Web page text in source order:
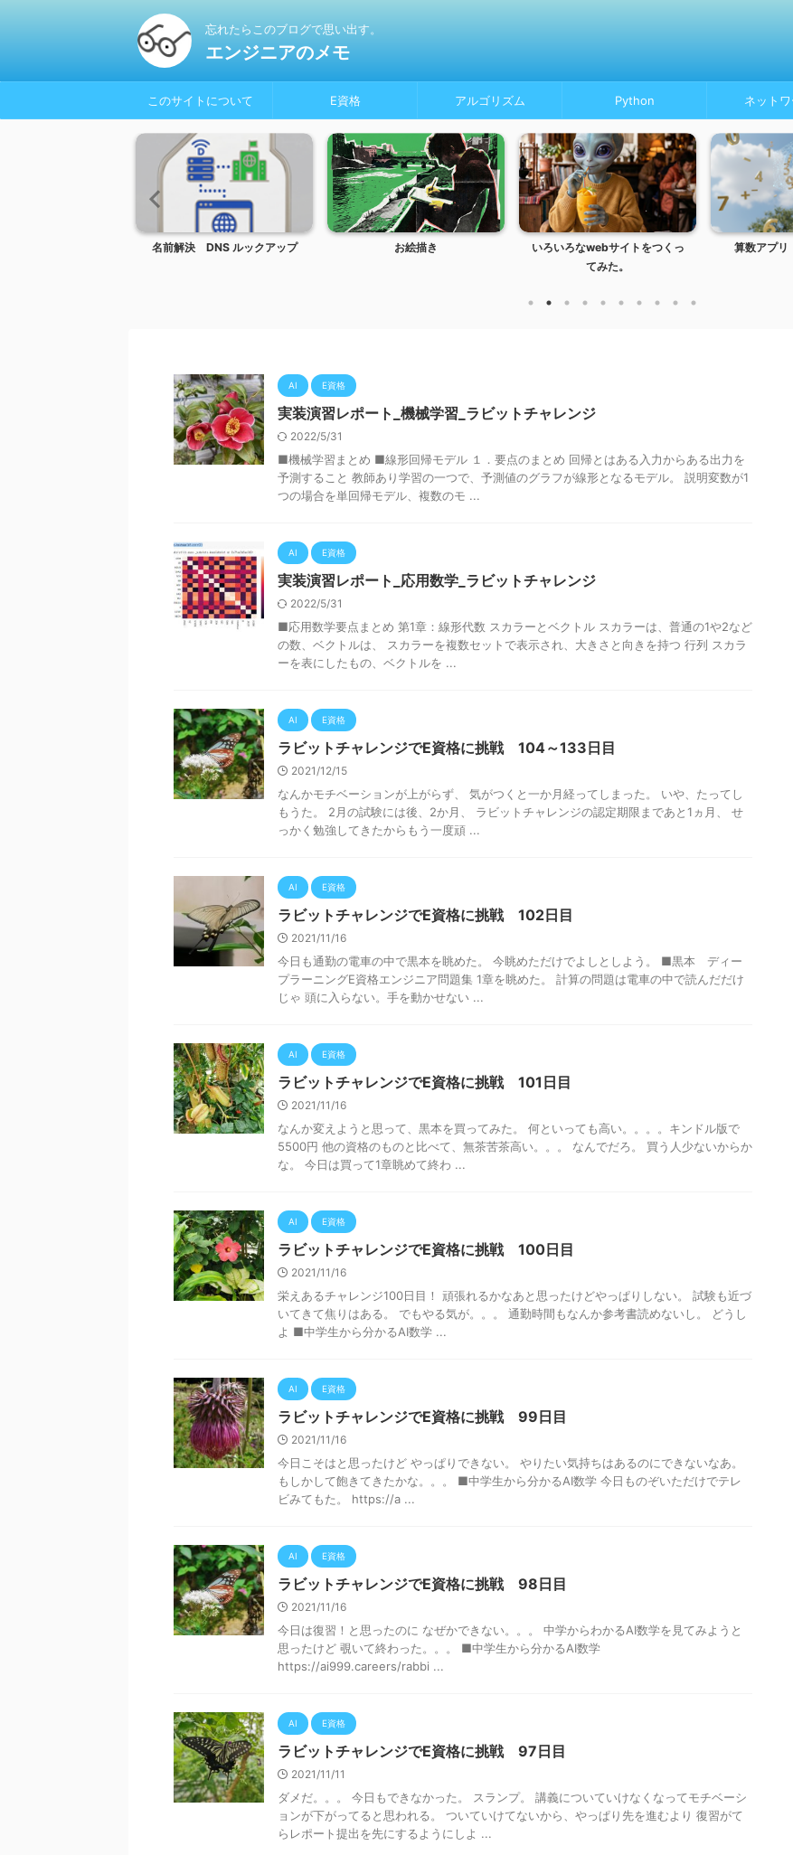
忘れたらこのブログで思い出す。
エンジニアのメモ
このサイトについて E資格 アルゴリズム Python ネットワ
名前解決 DNS ルックアップ お絵描き
いろいろなwebサイトをつくっ
てみた。
算数アプ
AI E資格
実装演習レポート_機械学習_ラビットチャレンジ
2022/5/31
■機械学習まとめ ■線形回帰モデル １．要点のまとめ 回帰とはある入力からある出力を
予測すること 教師あり学習の一つで、予測値のグラフが線形となるモデル。 説明変数が1
つの場合を単回帰モデル、複数のモ ...
AI E資格
実装演習レポート_応用数学_ラビットチャレンジ
2022/5/31
■応用数学要点まとめ 第1章：線形代数 スカラーとベクトル スカラーは、普通の1や2など
の数、ベクトルは、 スカラーを複数セットで表示され、大きさと向きを持つ 行列 スカラ
ーを表にしたもの、ベクトルを ...
AI E資格
ラビットチャレンジでE資格に挑戦 104～133日目
2021/12/15
なんかモチベーションが上がらず、 気がつくと一か月経ってしまった。 いや、たってし
もうた。 2月の試験には後、2か月、 ラビットチャレンジの認定期限まであと1ヵ月、 せ
っかく勉強してきたからもう一度頑 ...
AI E資格
ラビットチャレンジでE資格に挑戦 102日目
2021/11/16
今日も通勤の電車の中で黒本を眺めた。 今眺めただけでよしとしよう。 ■黒本 ディー
プラーニングE資格エンジニア問題集 1章を眺めた。 計算の問題は電車の中で読んだだけ
じゃ 頭に入らない。手を動かせない ...
AI E資格
ラビットチャレンジでE資格に挑戦 101日目
2021/11/16
なんか変えようと思って、黒本を買ってみた。 何といっても高い。。。。キンドル版で
5500円 他の資格のものと比べて、無茶苦茶高い。。。 なんでだろ。 買う人少ないからか
な。 今日は買って1章眺めて終わ ...
AI E資格
ラビットチャレンジでE資格に挑戦 100日目
2021/11/16
栄えあるチャレンジ100日目！ 頑張れるかなあと思ったけどやっぱりしない。 試験も近づ
いてきて焦りはある。 でもやる気が。。。 通勤時間もなんか参考書読めないし。 どうし
よ ■中学生から分かるAI数学 ...
AI E資格
ラビットチャレンジでE資格に挑戦 99日目
2021/11/16
今日こそはと思ったけど やっぱりできない。 やりたい気持ちはあるのにできないなあ。
もしかして飽きてきたかな。。。 ■中学生から分かるAI数学 今日ものぞいただけでテレ
ビみてもた。 https://a ...
AI E資格
ラビットチャレンジでE資格に挑戦 98日目
2021/11/16
今日は復習！と思ったのに なぜかできない。。。 中学からわかるAI数学を見てみようと
思ったけど 覗いて終わった。。。 ■中学生から分かるAI数学
https://ai999.careers/rabbi ...
AI E資格
ラビットチャレンジでE資格に挑戦 97日目
2021/11/11
ダメだ。。。 今日もできなかった。 スランプ。 講義についていけなくなってモチベーシ
ョンが下がってると思われる。 ついていけてないから、やっぱり先を進むより 復習がて
らレポート提出を先にするようにしよ ...